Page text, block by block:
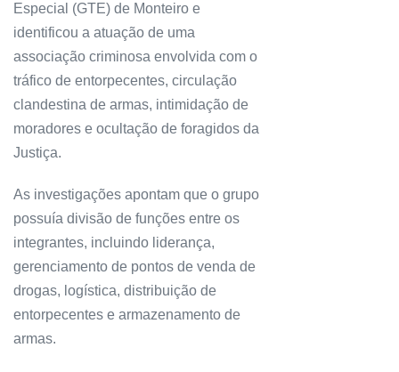
Especial (GTE) de Monteiro e
identificou a atuação de uma
associação criminosa envolvida com o
tráfico de entorpecentes, circulação
clandestina de armas, intimidação de
moradores e ocultação de foragidos da
Justiça.
As investigações apontam que o grupo
possuía divisão de funções entre os
integrantes, incluindo liderança,
gerenciamento de pontos de venda de
drogas, logística, distribuição de
entorpecentes e armazenamento de
armas.